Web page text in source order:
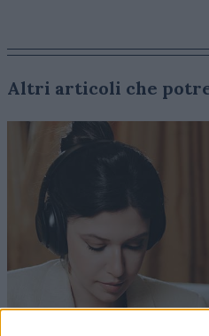
Altri articoli che